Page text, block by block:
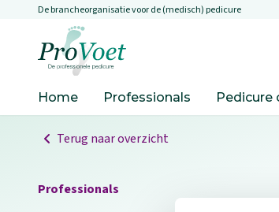
Overslaan en naar de inhoud gaan
De brancheorganisatie voor de (medisch) pedicure
Home Professionals Pedicure
Terug naar overzicht
Professionals